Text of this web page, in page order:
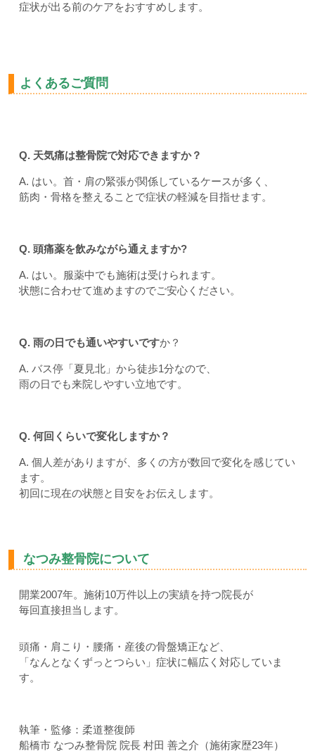
症状が出る前のケアをおすすめします。
よくあるご質問
Q. 天気痛は整骨院で対応できますか？
A. はい。首・肩の緊張が関係しているケースが多く、
筋肉・骨格を整えることで症状の軽減を目指せます。
Q. 頭痛薬を飲みながら通えますか?
A. はい。服薬中でも施術は受けられます。
状態に合わせて進めますのでご安心ください。
Q. 雨の日でも通いやすいですか？
A. バス停「夏見北」から徒歩1分なので、
雨の日でも来院しやすい立地です。
Q. 何回くらいで変化しますか？
A. 個人差がありますが、多くの方が数回で変化を感じてい
ます。
初回に現在の状態と目安をお伝えします。
なつみ整骨院について
開業2007年。施術10万件以上の実績を持つ院長が
毎回直接担当します。
頭痛・肩こり・腰痛・産後の骨盤矯正など、
「なんとなくずっとつらい」症状に幅広く対応していま
す。
執筆・監修：柔道整復師
船橋市 なつみ整骨院 院長 村田 善之介（施術家歴23年）